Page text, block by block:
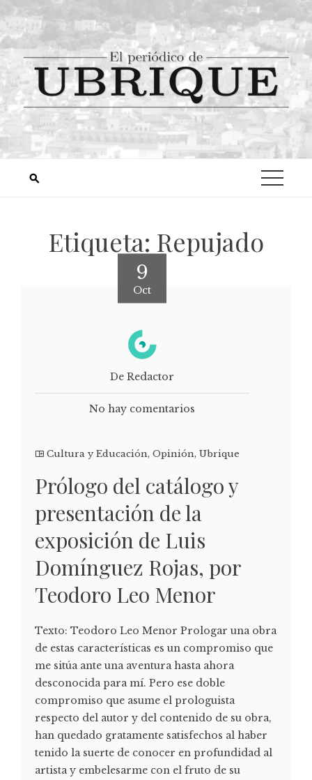
Etiqueta: Repujado
9
Oct
De Redactor
No hay comentarios
Cultura y Educación, Opinión, Ubrique
Prólogo del catálogo y
presentación de la
exposición de Luis
Domínguez Rojas, por
Teodoro Leo Menor
Texto: Teodoro Leo Menor Prologar una obra
de estas características es un compromiso que
me sitúa ante una aventura hasta ahora
desconocida para mí. Pero ese doble
compromiso que asume el prologuista
respecto del autor y del contenido de su obra,
han quedado gratamente satisfechos al haber
tenido la suerte de conocer en profundidad al
artista y embelesarme con el fruto de su